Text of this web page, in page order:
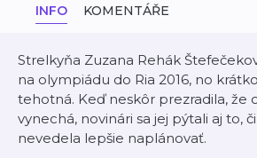
INFO KOMENTÁŘE
Strelkyňa Zuzana Rehák
na olympiádu do Ria 2016, no
tehotná. Keď neskôr prezradila, že
vynechá, novinári sa jej pýtali aj to,
nevedela lepšie naplánovať.